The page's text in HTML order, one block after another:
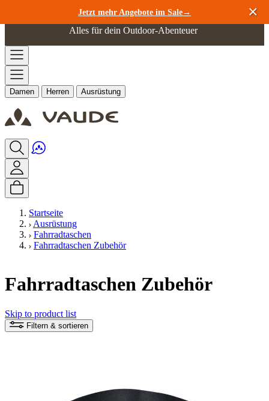
Jetzt mehr Angebote im Sale→
Zum Inhalt springen
Alles für dein Outdoor-Abenteuer
Damen Herren Ausrüstung
Startseite
Ausrüstung
Fahrradtaschen
Fahrradtaschen Zubehör
Fahrradtaschen Zubehör
Skip to product list
Filtern & sortieren